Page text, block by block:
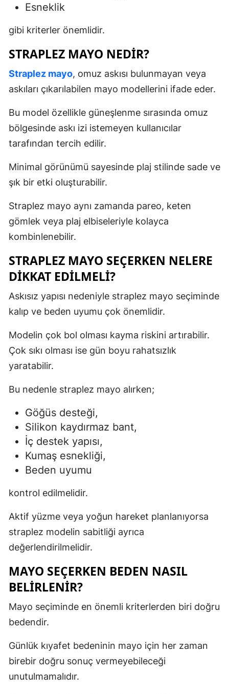
Esneklik
gibi kriterler önemlidir.
STRAPLEZ MAYO NEDIR?
Straplez mayo, omuz askısı bulunmayan veya
askıları çıkarılabilen mayo modellerini ifade eder.
Bu model özellikle güneşlenme sırasında omuz
bölgesinde askı izi istemeyen kullanıcılar
tarafından tercih edilir.
Minimal görünümü sayesinde plaj stilinde sade ve
şık bir etki oluşturabilir.
Straplez mayo aynı zamanda pareo, keten
gömlek veya plaj elbiseleriyle kolayca
kombinlenebilir.
STRAPLEZ MAYO SEÇERKEN NELERE
DIKKAT EDILMELI?
Askısız yapısı nedeniyle straplez mayo seçiminde
kalıp ve beden uyumu çok önemlidir.
Modelin çok bol olması kayma riskini artırabilir.
Çok sıkı olması ise gün boyu rahatsızlık
yaratabilir.
Bu nedenle straplez mayo alırken;
Göğüs desteği,
Silikon kaydırmaz bant,
İç destek yapısı,
Kumaş esnekliği,
Beden uyumu
kontrol edilmelidir.
Aktif yüzme veya yoğun hareket planlanıyorsa
straplez modelin sabitliği ayrıca
değerlendirilmelidir.
MAYO SEÇERKEN BEDEN NASIL
BELIRLENIR?
Mayo seçiminde en önemli kriterlerden biri doğru
bedendir.
Günlük kıyafet bedeninin mayo için her zaman
birebir doğru sonuç vermeyebileceği
unutulmamalıdır.